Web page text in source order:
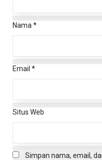
Nama *
Email *
Situs Web
Simpan nama, email,